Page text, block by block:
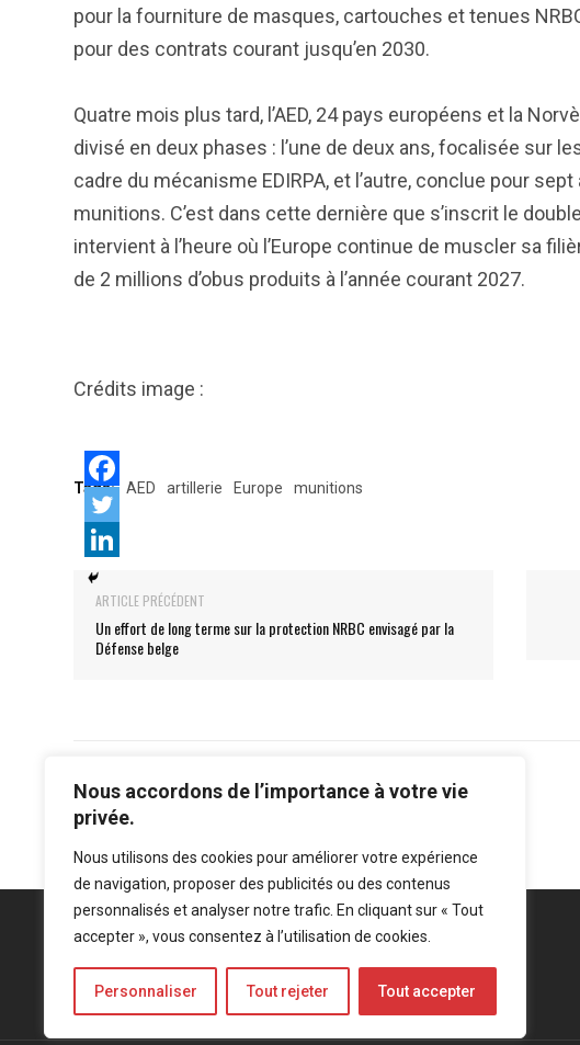
Nous accordons de l’importance à votre vie
privée.
Nous utilisons des cookies pour améliorer votre expérience
de navigation, proposer des publicités ou des contenus
personnalisés et analyser notre trafic. En cliquant sur « Tout
accepter », vous consentez à l’utilisation de cookies.
Personnaliser Tout rejeter Tout accepter
pour la fourniture de masques, cartouches et tenues
pour des contrats courant jusqu’en 2030.
Quatre mois plus tard, l’AED, 24 pays européens et la
divisé en deux phases : l’une de deux ans, focalisée sur
cadre du mécanisme EDIRPA, et l’autre, conclue pour
munitions. C’est dans cette dernière que s’inscrit le
intervient à l’heure où l’Europe continue de muscler sa
de 2 millions d’obus produits à l’année courant 2027.
Crédits image :
Tags: AED artillerie Europe munitions
ARTICLE PRÉCÉDENT
Un effort de long terme sur la protection NRBC envisagé par la
Défense belge
Mentions légales-Politique de confidentialité